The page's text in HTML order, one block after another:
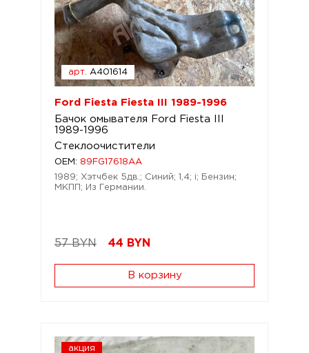
арт. A401614
Ford Fiesta Fiesta III 1989-1996
Бачок омывателя Ford Fiesta III
1989-1996
Стеклоочистители
OEM: 89FG17618AA
1989; Хэтчбек 5дв.; Синий; 1,4; i; Бензин;
МКПП; Из Германии.
57 BYN 44 BYN
В корзину
акция